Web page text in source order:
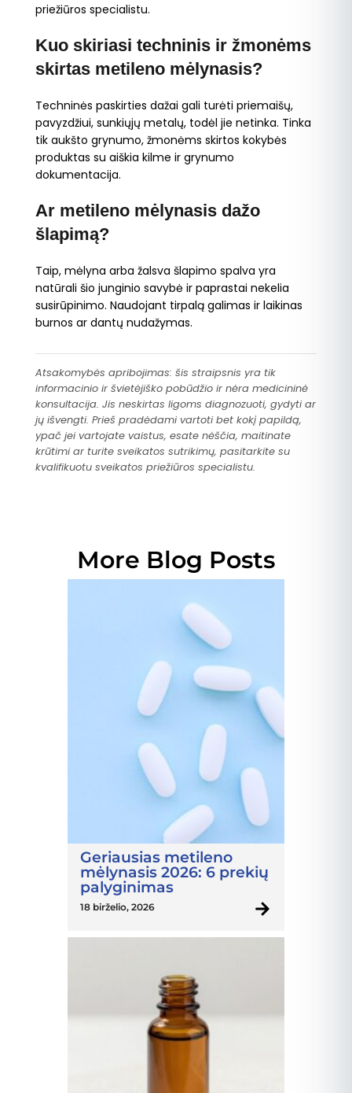
priežiūros specialistu.
Kuo skiriasi techninis ir žmonėms
skirtas metileno mėlynasis?
Techninės paskirties dažai gali turėti priemaišų,
pavyzdžiui, sunkiųjų metalų, todėl jie netinka. Tinka
tik aukšto grynumo, žmonėms skirtos kokybės
produktas su aiškia kilme ir grynumo
dokumentacija.
Ar metileno mėlynasis dažo
šlapimą?
Taip, mėlyna arba žalsva šlapimo spalva yra
natūrali šio junginio savybė ir paprastai nekelia
susirūpinimo. Naudojant tirpalą galimas ir laikinas
burnos ar dantų nudažymas.
Atsakomybės apribojimas: šis straipsnis yra tik
informacinio ir švietėjiško pobūdžio ir nėra medicininė
konsultacija. Jis neskirtas ligoms diagnozuoti, gydyti ar
jų išvengti. Prieš pradėdami vartoti bet kokį papildą,
ypač jei vartojate vaistus, esate nėščia, maitinate
krūtimi ar turite sveikatos sutrikimų, pasitarkite su
kvalifikuotu sveikatos priežiūros specialistu.
More Blog Posts
Geriausias metileno
mėlynasis 2026: 6 prekių
palyginimas
18 birželio, 2026